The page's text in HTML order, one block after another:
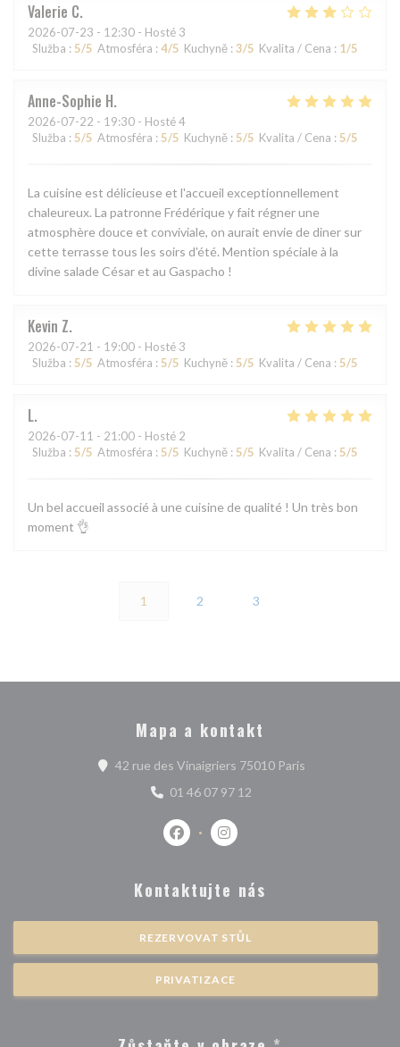
Valerie C
2026-07-23 - 12:30 - Hosté 3
Služba : 5/5 Atmosféra : 4/5 Kuchyně : 3/5 Kvalita / Cena : 1/5
Anne-Sophie H
2026-07-22 - 19:30 - Hosté 4
Služba : 5/5 Atmosféra : 5/5 Kuchyně : 5/5 Kvalita / Cena : 5/5
La cuisine est délicieuse et l'accueil exceptionnellement
chaleureux. La patronne Frédérique y fait régner une
atmosphère douce et conviviale, on aurait envie de diner sur
cette terrasse tous les soirs d'été. Mention spéciale à la
divine salade César et au Gaspacho !
Kevin Z
2026-07-21 - 19:00 - Hosté 3
Služba : 5/5 Atmosféra : 5/5 Kuchyně : 5/5 Kvalita / Cena : 5/5
L
2026-07-11 - 21:00 - Hosté 2
Služba : 5/5 Atmosféra : 5/5 Kuchyně : 5/5 Kvalita / Cena : 5/5
Un bel accueil associé à une cuisine de qualité ! Un très bon
moment 👌
1 2 3
Mapa a kontakt
42 rue des Vinaigriers 75010 Paris
01 46 07 97 12
Facebook ((otevře se v novém okně))
Instagram ((otevře se v
Kontaktujte nás
REZERVOVAT STŮL
PRIVATIZACE